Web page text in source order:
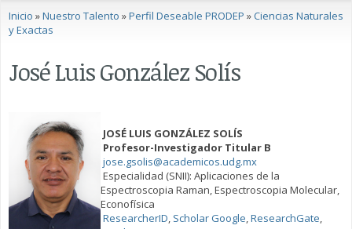
Se encuentra usted aquí
Inicio »Nuestro Talento »Perfil Deseable PRODEP »Ciencias Naturales
y Exactas
José Luis González Solís
JOSÉ LUIS GONZÁLEZ SOLÍS
Profesor-Investigador Titular B
jose.gsolis@academicos.udg.mx
Especialidad (SNII): Aplicaciones de la
Espectroscopia Raman, Espectroscopia Molecular,
Econofísica
ResearcherID, Scholar Google,ResearchGate,